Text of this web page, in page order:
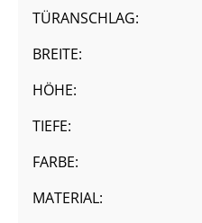
TÜRANSCHLAG:
BREITE:
HÖHE:
TIEFE:
FARBE:
MATERIAL: